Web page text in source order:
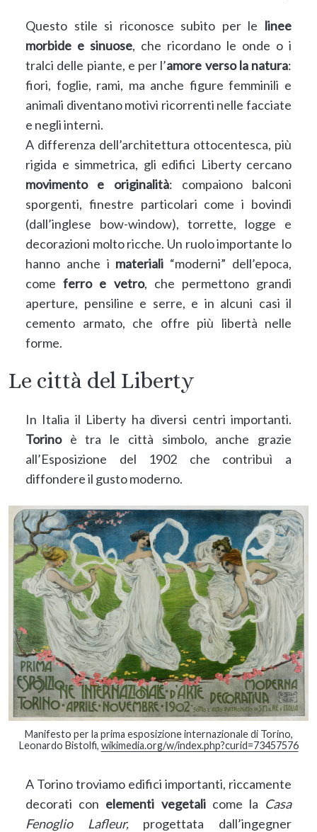
Questo stile si riconosce subito per le linee
morbide e sinuose, che ricordano le onde o i
tralci delle piante, e per l’amore verso la natura:
fiori, foglie, rami, ma anche figure femminili e
animali diventano motivi ricorrenti nelle facciate
e negli interni.
A differenza dell’architettura ottocentesca, più
rigida e simmetrica, gli edifici Liberty cercano
movimento e originalità: compaiono balconi
sporgenti, finestre particolari come i bovindi
(dall’inglese bow-window), torrette, logge e
decorazioni molto ricche. Un ruolo importante lo
hanno anche i materiali “moderni” dell’epoca,
comeferro e vetro, che permettono grandi
aperture, pensiline e serre, e in alcuni casi il
cemento armato, che offre più libertà nelle
forme.
Le città del Liberty
In Italia il Liberty ha diversi centri importanti.
Torinoè tra le città simbolo, anche grazie
all’Esposizione del 1902 che contribuì a
diffondere il gusto moderno.
Manifesto per la prima esposizione internazionale di Torino,
Leonardo Bistolfi, wikimedia.org/w/index.php?curid=73457576
A Torino troviamo edifici importanti, riccamente
decorati con elementi vegetalicome la Casa
Fenoglio Lafleur,progettata dall’ingegner